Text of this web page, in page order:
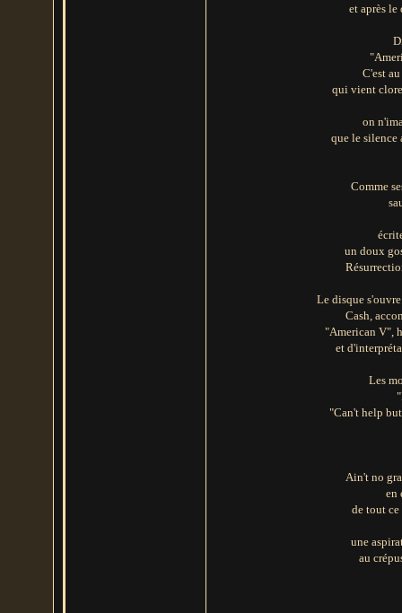
et après le
C'est
qui vient
on
que le silence
Comme
un doux
Le disque
Cash,
"American V",
et
Les
"Can't help
Ain't no
en
de tout ce
une
au